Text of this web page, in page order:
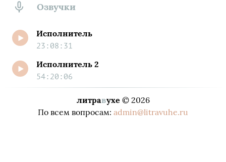
Озвучки
Исполнитель
23:08:31
Исполнитель 2
54:20:06
литравухе © 2026
По всем вопросам: admin@litravuhe.ru